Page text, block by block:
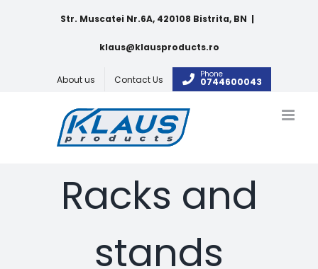
Str. Muscatei Nr.6A, 420108 Bistrita, BN |
klaus@klausproducts.ro
About us Contact Us Phone
0744600043
Racks and
stands